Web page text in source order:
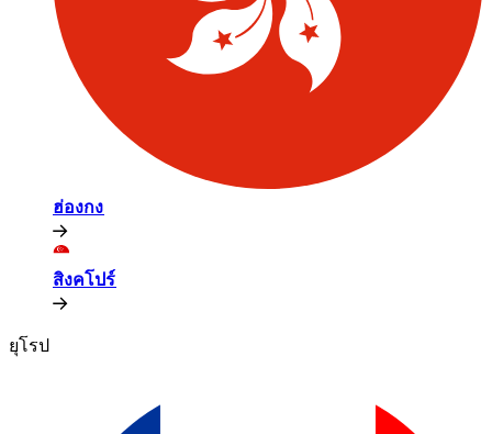
ฮ่องกง​​
สิงคโปร์​​
ยุโรป​​